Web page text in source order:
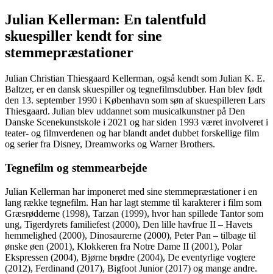
Julian Kellerman: En talentfuld
skuespiller kendt for sine
stemmepræstationer
Julian Christian Thiesgaard Kellerman, også kendt som Julian K. E.
Baltzer, er en dansk skuespiller og tegnefilmsdubber. Han blev født
den 13. september 1990 i København som søn af skuespilleren Lars
Thiesgaard. Julian blev uddannet som musicalkunstner på Den
Danske Scenekunstskole i 2021 og har siden 1993 været involveret i
teater- og filmverdenen og har blandt andet dubbet forskellige film
og serier fra Disney, Dreamworks og Warner Brothers.
Tegnefilm og stemmearbejde
Julian Kellerman har imponeret med sine stemmepræstationer i en
lang række tegnefilm. Han har lagt stemme til karakterer i film som
Græsrødderne (1998), Tarzan (1999), hvor han spillede Tantor som
ung, Tigerdyrets familiefest (2000), Den lille havfrue II – Havets
hemmelighed (2000), Dinosaurerne (2000), Peter Pan – tilbage til
ønske øen (2001), Klokkeren fra Notre Dame II (2001), Polar
Ekspressen (2004), Bjørne brødre (2004), De eventyrlige vogtere
(2012), Ferdinand (2017), Bigfoot Junior (2017) og mange andre.